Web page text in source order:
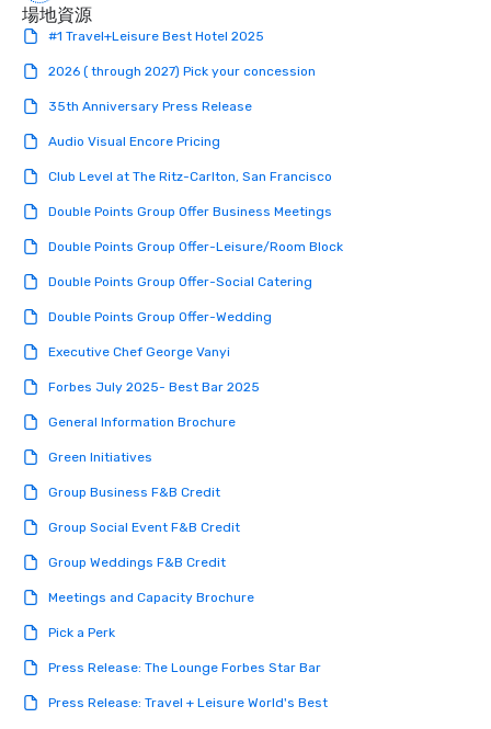
場地資源
#1 Travel+Leisure Best Hotel 2025
2026 ( through 2027) Pick your concession
35th Anniversary Press Release
Audio Visual Encore Pricing
Club Level at The Ritz-Carlton, San Francisco
Double Points Group Offer Business Meetings
Double Points Group Offer-Leisure/Room Block
Double Points Group Offer-Social Catering
Double Points Group Offer-Wedding
Executive Chef George Vanyi
Forbes July 2025- Best Bar 2025
General Information Brochure
Green Initiatives
Group Business F&B Credit
Group Social Event F&B Credit
Group Weddings F&B Credit
Meetings and Capacity Brochure
Pick a Perk
Press Release: The Lounge Forbes Star Bar
Press Release: Travel + Leisure World's Best